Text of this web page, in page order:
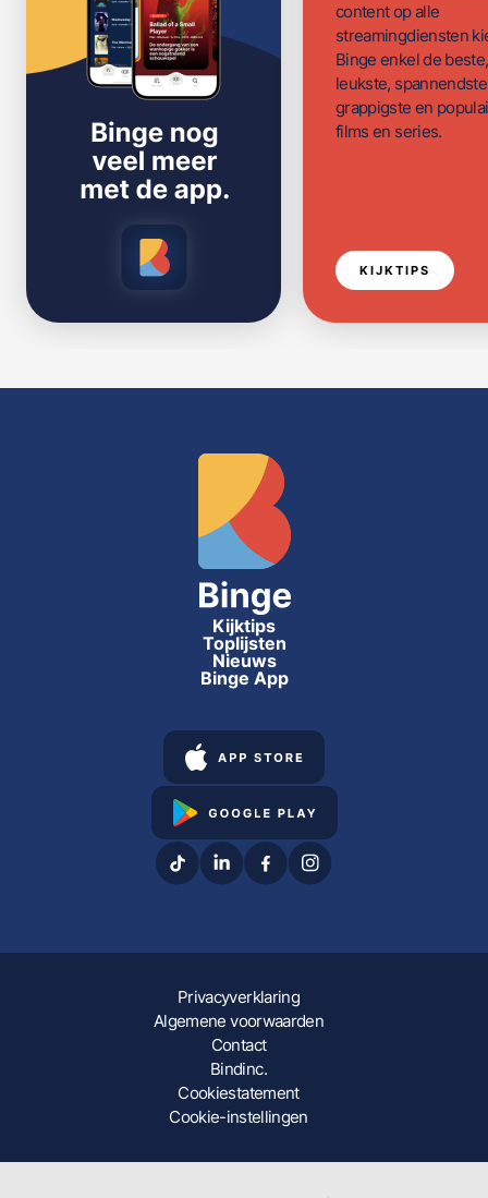
content op alle
streamingdiensten
Binge enkel de beste,
leukste,
grappigste en
films en series.
KIJKTIPS
Kijktips
Toplijsten
Nieuws
Binge App
Privacyverklaring
Algemene voorwaarden
Contact
Bindinc.
Cookiestatement
Cookie-instellingen